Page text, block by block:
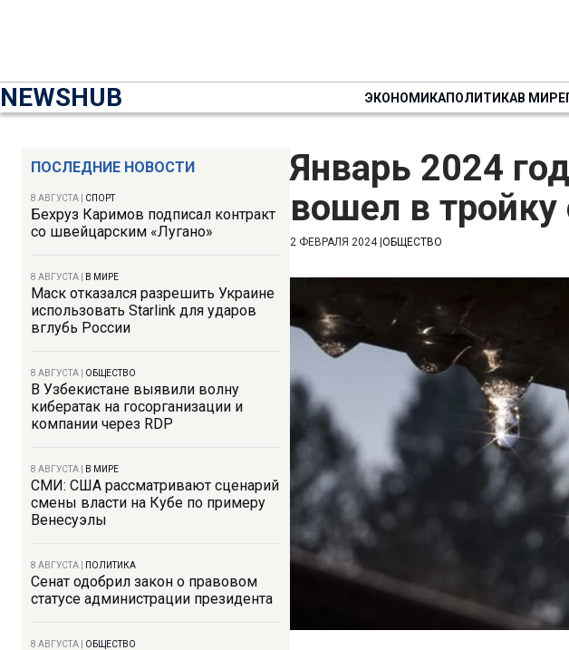
NEWSHUB ЭКОНОМИКАПОЛИТИКАВ МИРЕ
ПОСЛЕДНИЕ НОВОСТИ
8 АВГУСТА СПОРТ
Бехруз Каримов подписал контракт
со швейцарским «Лугано»
8 АВГУСТА В МИРЕ
Маск отказался разрешить Украине
использовать Starlink для ударов
вглубь России
8 АВГУСТА ОБЩЕСТВО
В Узбекистане выявили волну
кибератак на госорганизации и
компании через RDP
8 АВГУСТА В МИРЕ
СМИ: США рассматривают сценарий
смены власти на Кубе по примеру
Венесуэлы
8 АВГУСТА ПОЛИТИКА
Сенат одобрил закон о правовом
статусе администрации президента
8 АВГУСТА ОБЩЕСТВО
Январь 2024
вошел в
2 ФЕВРАЛЯ 2024| ОБЩЕСТВО